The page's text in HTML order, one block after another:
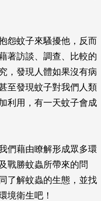
怨蚊子來騷擾他，反而
著訪談、調查、比較的
，發現人體如果沒有病
至發現蚊子對我們人類
利用，有一天蚊子會成
們藉由瞭解形成眾多環
戰勝蚊蟲所帶來的問
了解蚊蟲的生態，並找
境衛生吧！